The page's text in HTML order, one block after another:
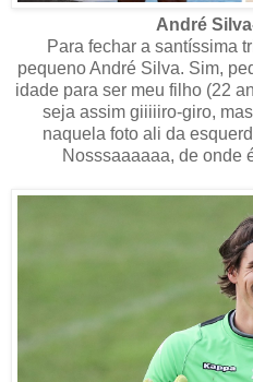
André
Para fechar a santíssima
pequeno André Silva. Sim,
idade para ser meu filho (22
seja assim giiiiiro-giro,
naquela foto ali da
Nosssaaaaaa, de onde